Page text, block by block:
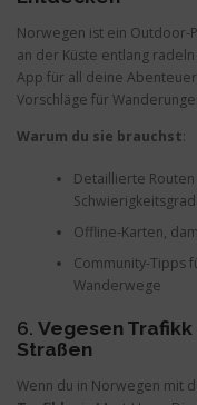
Norwegen ist ein Outdoor-
an der Küste entlang
App für all deine
Vorschläge für
Warum du sie brauchst:
Detaillierte
Offline-Karten,
Community-Tipps
Wanderwege
6. Vegesen
Straßen
Wenn du in Norwegen mit